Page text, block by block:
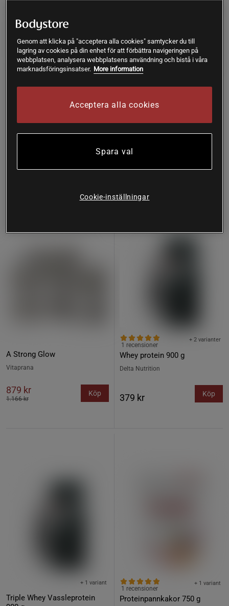
Veganskt Proteinpulver 750 g
Köp
Isolate + Creatine Vanilla 700
Vitaprana
449 kr
A Strong Glow
Vitaprana
879 kr
1.166 kr
Köp
Whey protein 900 g
+ 2 varianter
1 recensioner
Delta Nutrition
379 kr Köp
Triple Whey Vassleprotein
+ 1 variant
Proteinpannkakor 750 g
+ 1 variant
1 recensioner
Genom att klicka på "acceptera alla cookies" samtycker du till
lagring av cookies på din enhet för att förbättra navigeringen på
webbplatsen, analysera webbplatsens användning och bistå i våra
marknadsföringsinsatser. More information
Acceptera alla cookies
Spara val
Cookie-inställningar